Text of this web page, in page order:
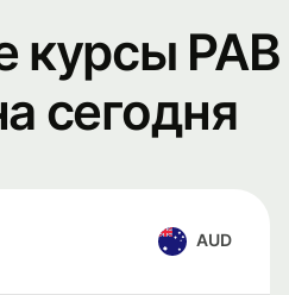
PAB
сегодня
AUD